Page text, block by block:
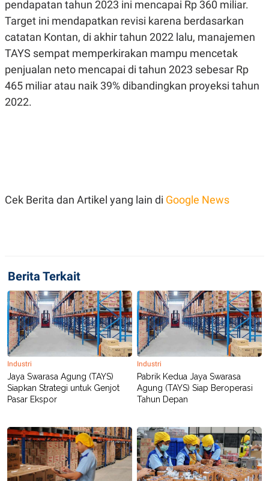
I
D
SITEMAP PROFILE
OF
USE
PEDOMAN
PEMBERITAAN
pendapatan tahun 2023 ini mencapai Rp 360 miliar.
Target ini mendapatkan revisi karena berdasarkan
catatan Kontan, di akhir tahun 2022 lalu, manajemen
TAYS sempat memperkirakan mampu mencetak
penjualan neto mencapai di tahun 2023 sebesar Rp
465 miliar atau naik 39% dibandingkan proyeksi tahun
2022.
Cek Berita dan Artikel yang lain di Google News
Berita Terkait
Industri
Jaya Swarasa Agung (TAYS)
Siapkan Strategi untuk Genjot
Pasar Ekspor
Industri
Pabrik Kedua Jaya Swarasa
Agung (TAYS) Siap Beroperasi
Tahun Depan